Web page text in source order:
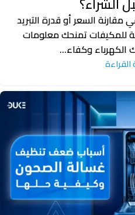
السعر أو قدرة التبريد
للمكيفات تمنحك معلومات
وكفاء...
القراءة